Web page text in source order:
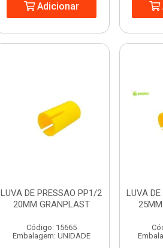
Adicionar
LUVA DE PRESSAO PP1/2
20MM GRANPLAST
Código: 15665
Embalagem: UNIDADE
LUVA